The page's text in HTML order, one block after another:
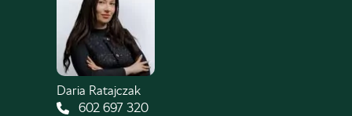
Daria Ratajczak
602 697 320